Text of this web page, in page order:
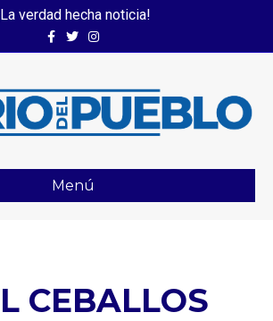
verdad hecha noticia!
FacebookTwitterInstagram
Menú
CEBALLOS